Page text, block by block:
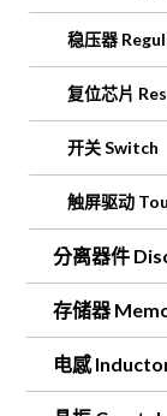
稳压器
复位芯片
开关 Switch
触屏驱动
分离器件
存储器
电感